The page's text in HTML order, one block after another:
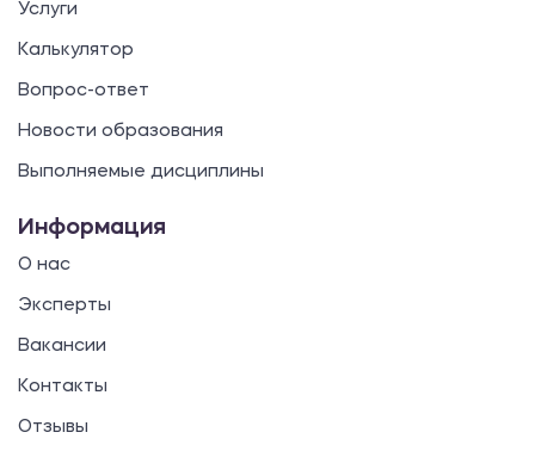
Услуги
Калькулятор
Вопрос-ответ
Новости образования
Выполняемые дисциплины
Информация
О нас
Эксперты
Вакансии
Контакты
Отзывы